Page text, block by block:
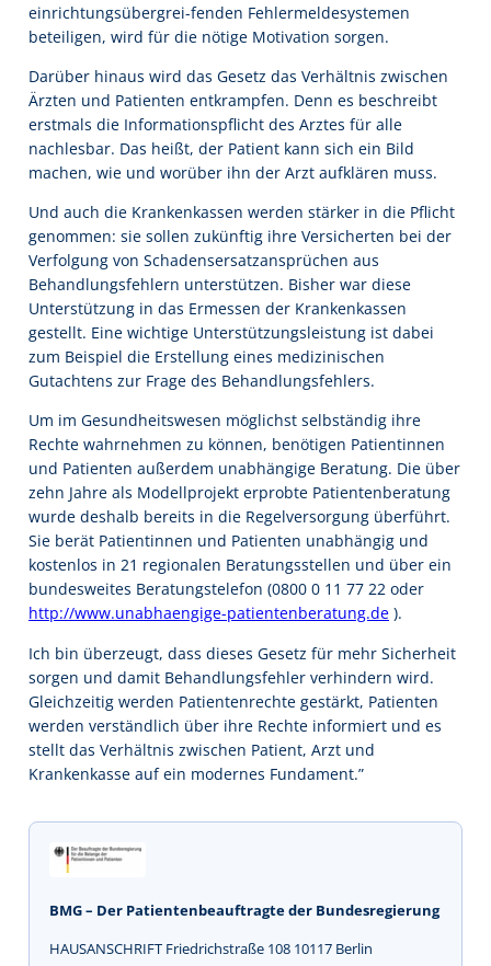
einrichtungsübergrei-fenden Fehlermeldesystemen
beteiligen, wird für die nötige Motivation sorgen.
Darüber hinaus wird das Gesetz das Verhältnis zwischen
Ärzten und Patienten entkrampfen. Denn es beschreibt
erstmals die Informationspflicht des Arztes für alle
nachlesbar. Das heißt, der Patient kann sich ein Bild
machen, wie und worüber ihn der Arzt aufklären muss.
Und auch die Krankenkassen werden stärker in die Pflicht
genommen: sie sollen zukünftig ihre Versicherten bei der
Verfolgung von Schadensersatzansprüchen aus
Behandlungsfehlern unterstützen. Bisher war diese
Unterstützung in das Ermessen der Krankenkassen
gestellt. Eine wichtige Unterstützungsleistung ist dabei
zum Beispiel die Erstellung eines medizinischen
Gutachtens zur Frage des Behandlungsfehlers.
Um im Gesundheitswesen möglichst selbständig ihre
Rechte wahrnehmen zu können, benötigen Patientinnen
und Patienten außerdem unabhängige Beratung. Die über
zehn Jahre als Modellprojekt erprobte Patientenberatung
wurde deshalb bereits in die Regelversorgung überführt.
Sie berät Patientinnen und Patienten unabhängig und
kostenlos in 21 regionalen Beratungsstellen und über ein
bundesweites Beratungstelefon (0800 0 11 77 22 oder
http://www.unabhaengige-patientenberatung.de ).
Ich bin überzeugt, dass dieses Gesetz für mehr Sicherheit
sorgen und damit Behandlungsfehler verhindern wird.
Gleichzeitig werden Patientenrechte gestärkt, Patienten
werden verständlich über ihre Rechte informiert und es
stellt das Verhältnis zwischen Patient, Arzt und
Krankenkasse auf ein modernes Fundament.”
BMG – Der Patientenbeauftragte der Bundesregierung
HAUSANSCHRIFT Friedrichstraße 108 10117 Berlin